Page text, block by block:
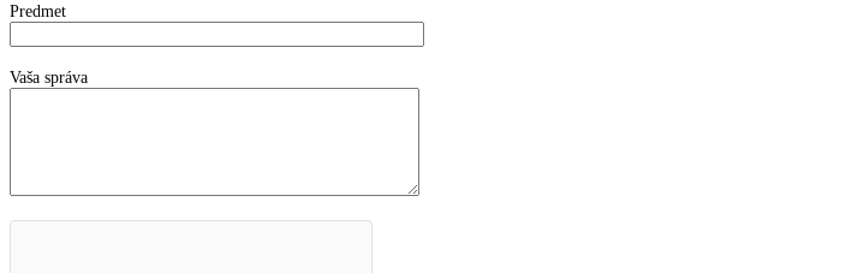
Predmet
Vaša správa